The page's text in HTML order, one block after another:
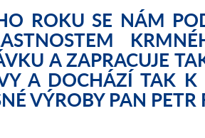
ROKU SE NÁM
A ZAPRACUJE
A DOCHÁZÍ TAK K
VÝROBY PAN PETR